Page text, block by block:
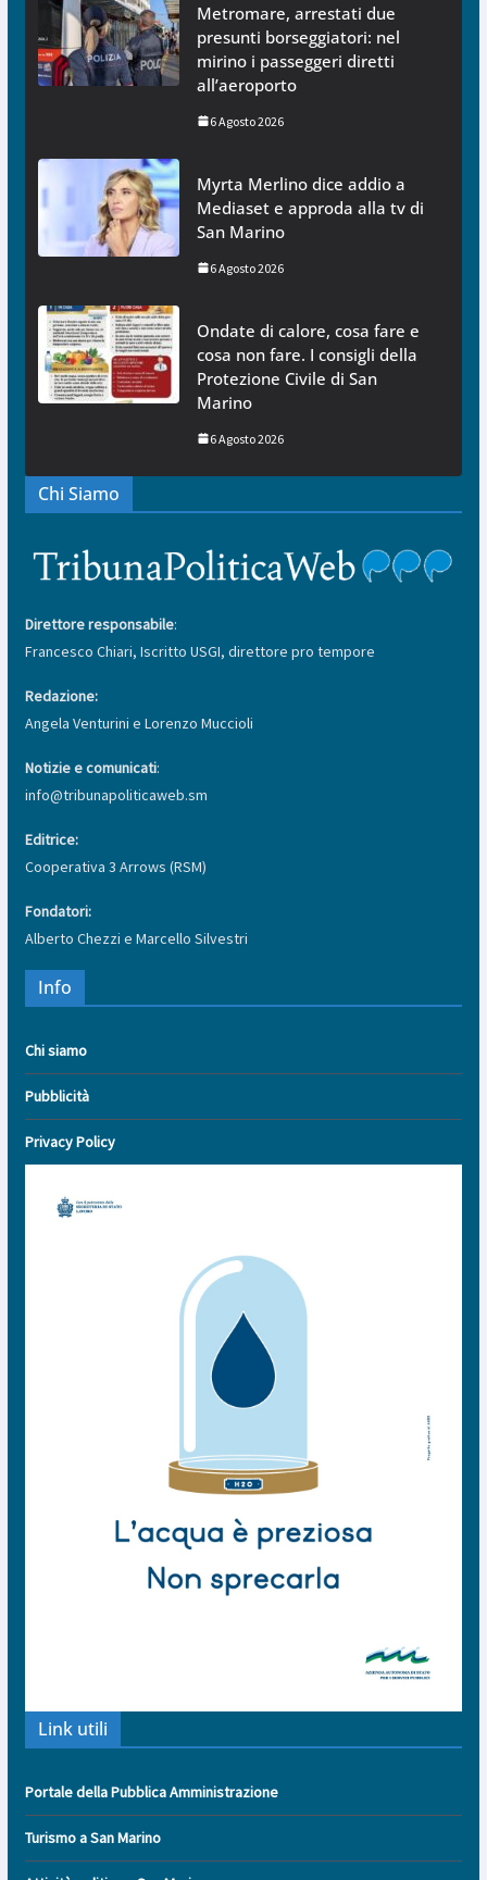
Metromare, arrestati due
presunti borseggiatori: nel
mirino i passeggeri diretti
all’aeroporto
6 Agosto 2026
Myrta Merlino dice addio a
Mediaset e approda alla tv di
San Marino
6 Agosto 2026
Ondate di calore, cosa fare e
cosa non fare. I consigli della
Protezione Civile di San
Marino
6 Agosto 2026
Chi Siamo
Direttore responsabile:
Francesco Chiari, Iscritto USGI, direttore pro tempore
Redazione:
Angela Venturini e Lorenzo Muccioli
Notizie e comunicati:
info@tribunapoliticaweb.sm
Editrice:
Cooperativa 3 Arrows (RSM)
Fondatori:
Alberto Chezzi e Marcello Silvestri
Info
Chi siamo
Pubblicità
Privacy Policy
Link utili
Portale della Pubblica Amministrazione
Turismo a San Marino